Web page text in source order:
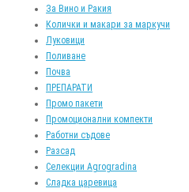
За Вино и Ракия
Колички и макари за маркучи
Луковици
Поливане
Почва
ПРЕПАРАТИ
Промо пакети
Промоционални компекти
Работни съдове
Разсад
Селекции Agrogradina
Сладка царевица